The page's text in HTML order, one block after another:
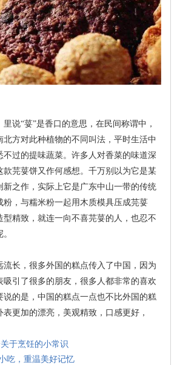
说“荽”是香口的意思，在民间称谓中，
北方对此种植物的不同叫法，平时生活中
不过的提味蔬菜。许多人对香菜的味道深
款芫荽饼又作何感想。千万别以为它是某
新之作，实际上它是广东中山一带的传统
粉，与糯米粉一起用木质模具压成芫荽
型精致，就连一向不喜芫荽的人，也忍不
流长，很多外国的糕点传入了中国，因为
吸引了很多的朋友，很多人都非常的喜欢
说的是，中国的糕点一点也不比外国的糕
表更加的漂亮，美观精致，口感更好，
于烹饪的小常识
吃，重温美好记忆